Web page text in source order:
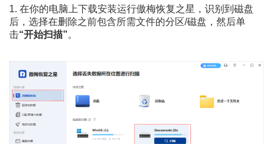
1. 在你的电脑上下载安装运行傲梅恢复之星，识别到磁盘
后，选择在删除之前包含所需文件的分区/磁盘，然后单
击“开始扫描”。